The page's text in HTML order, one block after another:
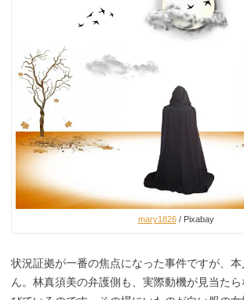
mary1826/ Pixabay
状況証拠が一番の焦点になった事件ですが、
ん。林真須美の弁護側も、実際動機が見当た